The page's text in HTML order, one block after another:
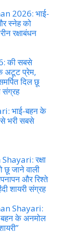
2026: भाई-
स्नेह को
रक्षाबंधन
की सबसे
अटूट प्रेम,
दिल छू
संग्रह
भाई-बहन के
भरी सबसे
रक्षा
छू जाने वाली
और रिश्ते
शायरी संग्रह
Shayari:
बहन के अनमोल